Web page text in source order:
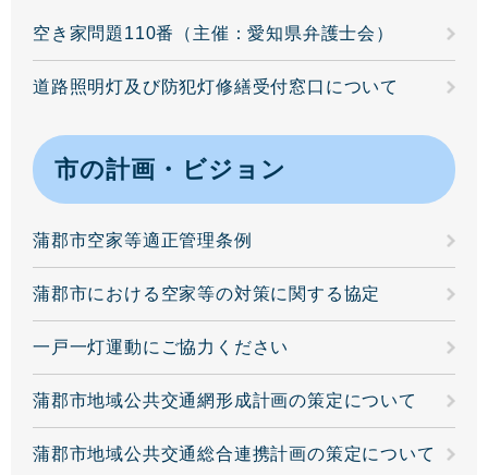
空き家問題110番（主催：愛知県弁護士会）
道路照明灯及び防犯灯修繕受付窓口について
市の計画・ビジョン
蒲郡市空家等適正管理条例
蒲郡市における空家等の対策に関する協定
一戸一灯運動にご協力ください
蒲郡市地域公共交通網形成計画の策定について
蒲郡市地域公共交通総合連携計画の策定について